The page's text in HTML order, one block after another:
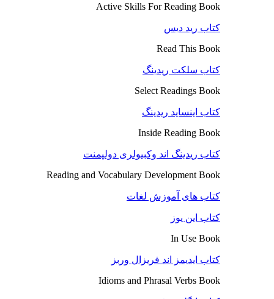
Active Skills For Reading Book
کتاب رید دیس
Read This Book
کتاب سلکت ریدینگ
Select Readings Book
کتاب اینساید ریدینگ
Inside Reading Book
کتاب ریدینگ اند وکبیولری دولپمنت
Reading and Vocabulary Development Book
کتاب های آموزش لغات
کتاب این یوز
In Use Book
کتاب ایدیمز اند فریزال وربز
Idioms and Phrasal Verbs Book